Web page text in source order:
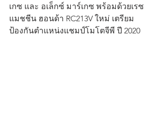
เกซ และ อเล็กซ์ มาร์เกซ พร้อมด้วยเรซ
แมชชีน ฮอนด้า RC213V ใหม่ เตรียม
ป้องกันตำแหน่งแชมป์โมโตจีพี ปี 2020